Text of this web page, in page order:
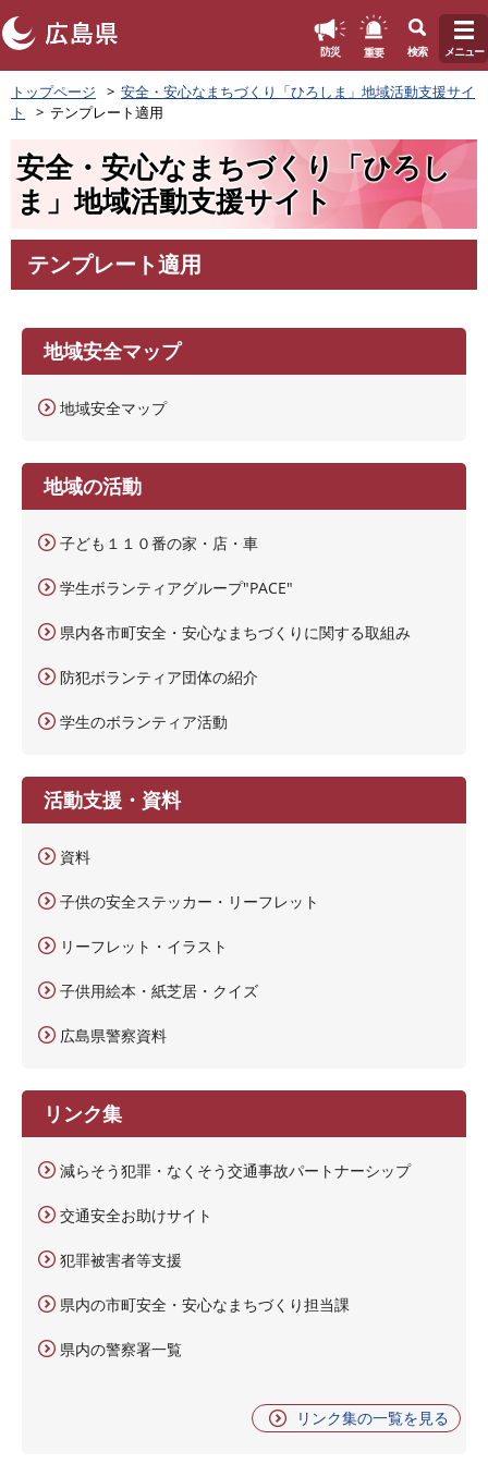
ペ
ー
ジ
す
防災 重要 検索 メニュー
トップページ
安全・安心なまちづくり「ひろしま」地域活動支援サイ
ト
テンプレート適用
安全・安心なまちづくり「ひろし
ま」地域活動支援サイト
文
テンプレート適用
地域安全マップ
地域安全マップ
地域の活動
子ども１１０番の家・店・車
学生ボランティアグループ"PACE"
県内各市町安全・安心なまちづくりに関する取組み
防犯ボランティア団体の紹介
学生のボランティア活動
活動支援・資料
資料
子供の安全ステッカー・リーフレット
リーフレット・イラスト
子供用絵本・紙芝居・クイズ
広島県警察資料
リンク集
減らそう犯罪・なくそう交通事故パートナーシップ
交通安全お助けサイト
犯罪被害者等支援
県内の市町安全・安心なまちづくり担当課
県内の警察署一覧
リンク集の一覧を見る